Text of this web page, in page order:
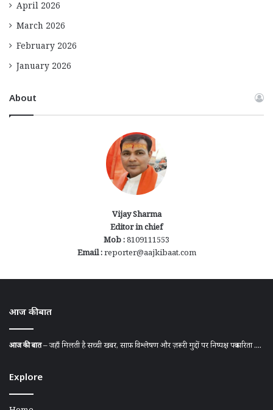
April 2026
March 2026
February 2026
January 2026
About
Vijay Sharma
Editor in chief
Mob :8109111553
Email :reporter@aajkibaat.com
आज की बात
आज की बात– जहाँ मिलती है सच्ची खबर, साफ़ विश्लेषण और ज़रूरी मुद्दों पर निष्पक्ष पत्रकारिता ....
Explore